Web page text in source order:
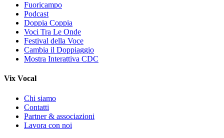
Fuoricampo
Podcast
Doppia Coppia
Voci Tra Le Onde
Festival della Voce
Cambia il Doppiaggio
Mostra Interattiva CDC
Vix Vocal
Chi siamo
Contatti
Partner & associazioni
Lavora con noi